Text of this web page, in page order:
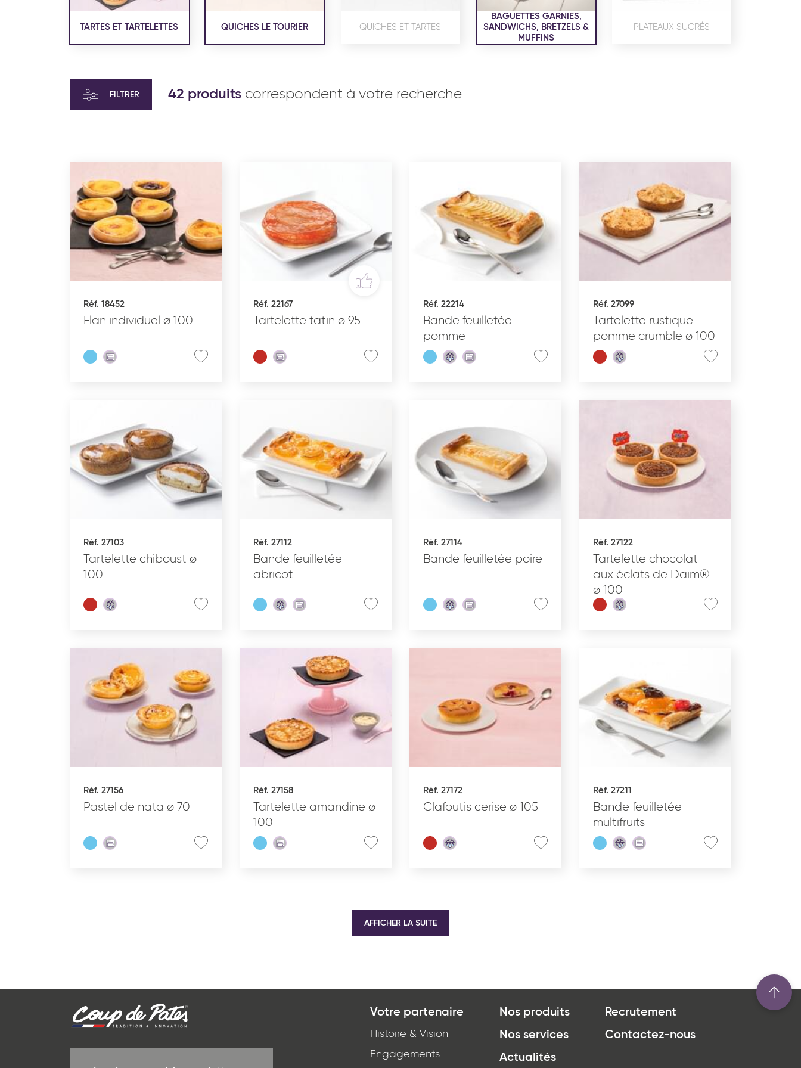
confidentialité
TARTES ET TARTELETTES QUICHES LE TOURIER QUICHES ET TARTES
BAGUETTES GARNIES,
SANDWICHS, BRETZELS &
MUFFINS
PLATEAUX SUCRÉS
FILTRER 42 produits correspondent à votre recherche
VIENNOISERIE ET PÂTISSERIE
AMÉRICAINE
VIENNOISERIE PRODUITS SERVICES RÉCEPTION SALÉE SNACKING
PÂTISSERIE DESSERTS
GLACÉS
GAMME DU PRODUIT
ALLERGÈNES
Pré-poussé surgelé
Précuit surgelé
Pur beurre
Produit à partager
Produit végétarien
Effacer les critères APPLIQUER
Réf. 18452
Flan individuel ø 100
Réf. 22167
Tartelette tatin ø 95
Réf. 22214
Bande feuilletée
pomme
Réf. 27099
Tartelette rustique
pomme crumble ø 100
Réf. 27103
Tartelette chiboust ø
100
Réf. 27112
Bande feuilletée
abricot
Réf. 27114
Bande feuilletée poire
Réf. 27122
Tartelette chocolat
aux éclats de Daim®
ø 100
Réf. 27156
Pastel de nata ø 70
Réf. 27158
Tartelette amandine ø
100
Réf. 27172
Clafoutis cerise ø 105
Réf. 27211
Bande feuilletée
multifruits
AFFICHER LA SUITE
Votre partenaire
Histoire & Vision
Engagements
Nos produits
Nos services
Actualités
Recrutement
Contactez-nous